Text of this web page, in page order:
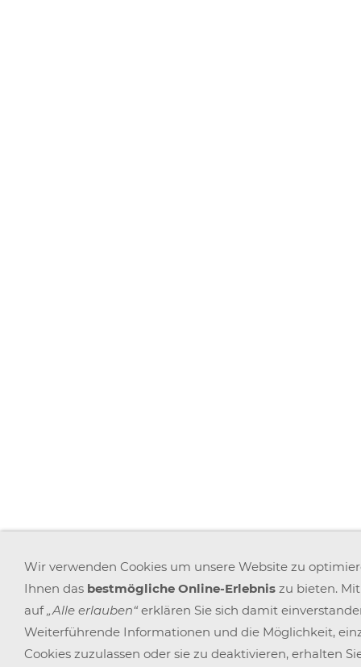
Wir verwenden Cookies um unsere Website zu
Ihnen das bestmögliche Online-Erlebnis zu bieten.
auf„Alle erlauben“ erklären Sie sich damit
Weiterführende Informationen und die Möglichkeit,
Cookies zuzulassen oder sie zu deaktivieren, erhalten